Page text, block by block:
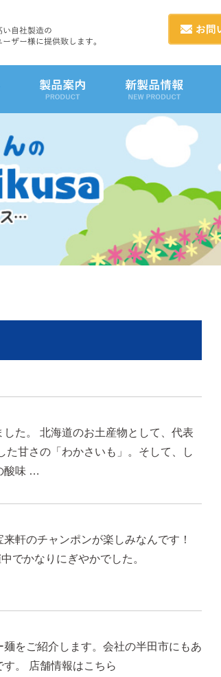
た。 北海道のお土産物として、代表
た甘さの「わかさいも」。そして、し
酸味 …
軒のチャンポンが楽しみなんです！
でかなりにぎやかでした。
をご紹介します。会社の半田市にもあ
。 店舗情報はこちら